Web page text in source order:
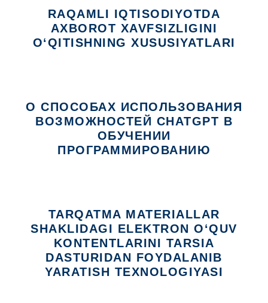
RAQAMLI IQTISODIYOTDA
AXBOROT XAVFSIZLIGINI
O‘QITISHNING XUSUSIYATLARI
О СПОСОБАХ ИСПОЛЬЗОВАНИЯ
ВОЗМОЖНОСТЕЙ CHATGPT В
ОБУЧЕНИИ
ПРОГРАММИРОВАНИЮ
TARQATMA MATERIALLAR
SHAKLIDAGI ELEKTRON O‘QUV
KONTENTLARINI TARSIA
DASTURIDAN FOYDALANIB
YARATISH TEXNOLOGIYASI